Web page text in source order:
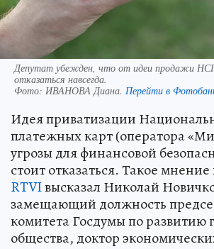
Депутат убежден, что от идеи продажи
отказаться навсегда.
Фото: ИВАНОВА Диана. Перейти в
Идея приватизации
платежных карт (оператора
угрозы для финансовой
стоит отказаться. Такое мнение
RTVIвысказал Николай
замещающий должность
комитета Госдумы по развитию
общества, доктор